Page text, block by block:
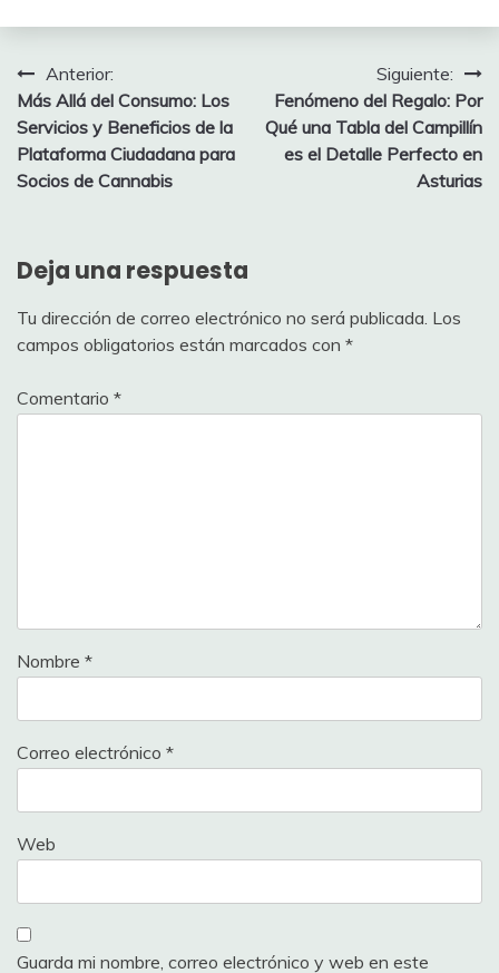
Navegación
de
entradas
Anterior:
Más Allá del Consumo: Los
Servicios y Beneficios de la
Plataforma Ciudadana para
Socios de Cannabis
Siguiente:
Fenómeno del Regalo: Por
Qué una Tabla del Campillín
es el Detalle Perfecto en
Asturias
Deja una respuesta
Tu dirección de correo electrónico no será publicada. Los
campos obligatorios están marcados con *
Comentario *
Nombre *
Correo electrónico *
Web
Guarda mi nombre, correo electrónico y web en este